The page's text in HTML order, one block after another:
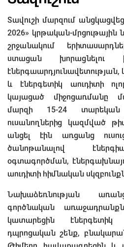
Տավուշի մարզում
2026» կրթական-մրցութային
շրջանակում
ստացան խորացնելու
և էներգետիկ աուդիտի
կայացած միջոցառմանը
մարզի 15-24
ուսանողներից կազմված
անցել էին առցանց
ծանոթանալով
օգտագործման,
աուդիտի հիմնական
Նախաձեռնության
գործնական
կատարեցին էներգետիկ
դպրոցական շենք,